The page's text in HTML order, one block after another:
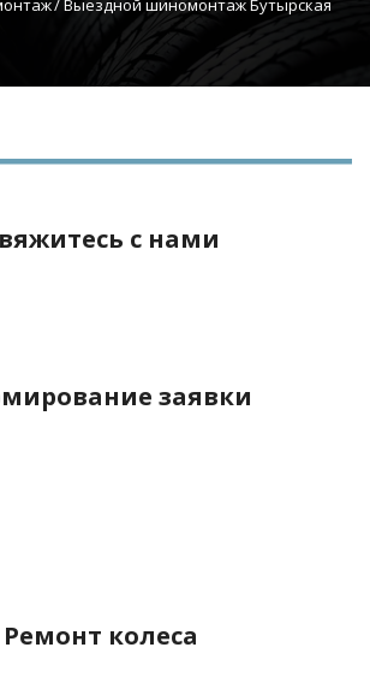
/ Выездной шиномонтаж Бутырская
с нами
заявки
Ремонт колеса